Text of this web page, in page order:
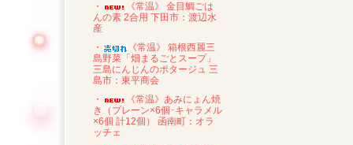
・
《常温》 金目鯛ごは
んの素 2合用 下田市：渡辺水
産
・
《常温》 箱根西麗三
島野菜「畑まるごとスープ」
三島にんじんのポタージュ 三
島市：東平商会
・
《常温》あみにょん焼
き（プレーン×6個･キャラメル
×6個 計12個） 函南町：オラ
ッチェ